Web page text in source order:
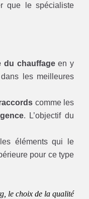
que le spécialiste
du chauffageen y
dans les meilleures
comme les
. L’objectif du
éléments qui le
pour ce type
le choix de la qualité